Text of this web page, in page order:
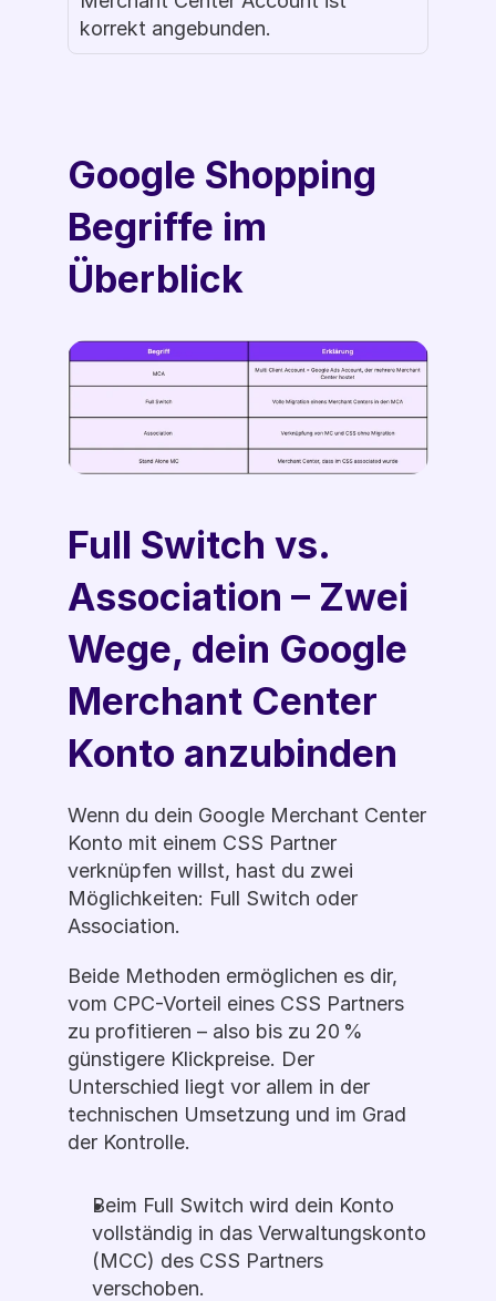
korrekt angebunden.
Google Shopping
Begriffe im
Überblick
Full Switch vs.
Association – Zwei
Wege, dein Google
Merchant Center
Konto anzubinden
Wenn du dein Google Merchant Center
Konto mit einem CSS Partner
verknüpfen willst, hast du zwei
Möglichkeiten: Full Switch oder
Association.
Beide Methoden ermöglichen es dir,
vom CPC-Vorteil eines CSS Partners
zu profitieren – also bis zu 20 %
günstigere Klickpreise. Der
Unterschied liegt vor allem in der
technischen Umsetzung und im Grad
der Kontrolle.
Beim Full Switch wird dein Konto
vollständig in das Verwaltungskonto
(MCC) des CSS Partners
verschoben.